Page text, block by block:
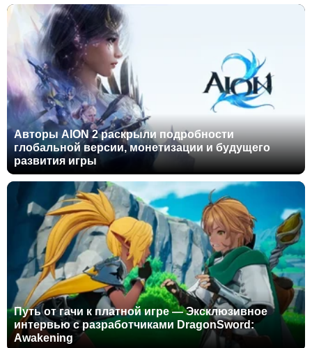
Авторы AION 2 раскрыли подробности
глобальной версии, монетизации и будущего
развития игры
Путь от гачи к платной игре — Эксклюзивное
интервью с разработчиками DragonSword:
Awakening